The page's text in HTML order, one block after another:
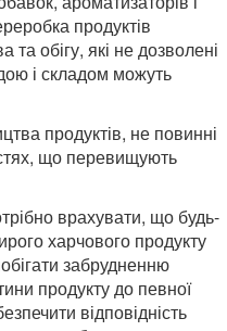
продуктів
обігу, які не дозволені
і складом можуть
продуктів, не повинні
що перевищують
врахувати, що будь-
харчового продукту
забрудненню
продукту до певної
відповідність